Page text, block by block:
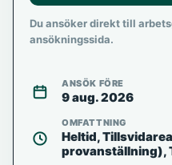
Du ansöker direkt till
ansökningssida.
ANSÖK FÖRE
9 aug. 2026
OMFATTNING
Heltid,
provanställning),